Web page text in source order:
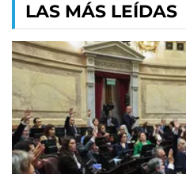
LAS MÁS LEÍDAS